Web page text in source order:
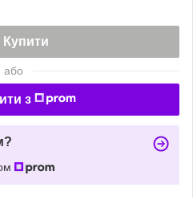
Купити
або
з